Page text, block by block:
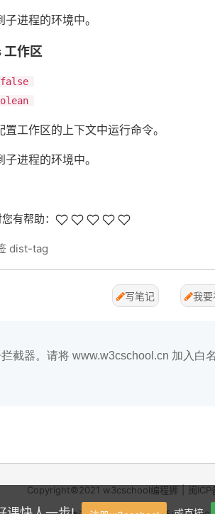
进程的环境中。
作区
false
置工作区的上下文中运行命令。
进程的环境中。
有帮助：
dist-tag
写笔记 我要
截器。请将 www.w3cschool.cn 加入白
Copyright©2021 w3cschool编程狮 闽